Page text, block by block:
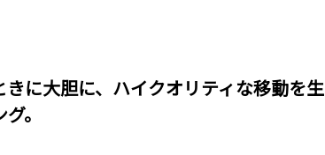
きに大胆に、ハイクオリティな移動を生
。